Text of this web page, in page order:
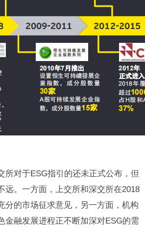
所对于ESG指引的还未正式公布，但
远。一方面，上交所和深交所在2018
分的市场征求意见，另一方面，机构
金融发展进程正不断加深对ESG的需